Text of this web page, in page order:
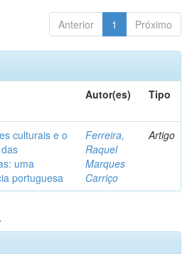
Anterior 1 Próximo
Autor(es) Tipo
culturais e o
uma
portuguesa
Ferreira,
Raquel
Marques
Carriço
Artigo